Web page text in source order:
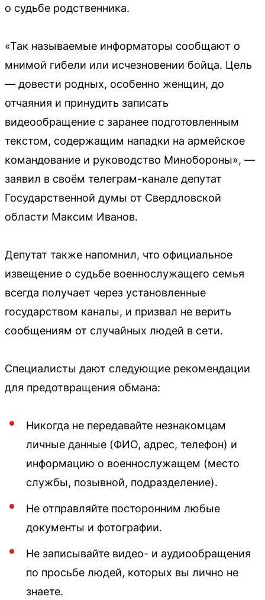
о судьбе родственника.
«Так называемые информаторы сообщают о
мнимой гибели или исчезновении бойца. Цель
— довести родных, особенно женщин, до
отчаяния и принудить записать
видеообращение с заранее подготовленным
текстом, содержащим нападки на армейское
командование и руководство Минобороны», —
заявил в своём телеграм-канале депутат
Государственной думы от Свердловской
области Максим Иванов.
Депутат также напомнил, что официальное
извещение о судьбе военнослужащего семья
всегда получает через установленные
государством каналы, и призвал не верить
сообщениям от случайных людей в сети.
Специалисты дают следующие рекомендации
для предотвращения обмана:
Никогда не передавайте незнакомцам
личные данные (ФИО, адрес, телефон) и
информацию о военнослужащем (место
службы, позывной, подразделение).
Не отправляйте посторонним любые
документы и фотографии.
Не записывайте видео- и аудиообращения
по просьбе людей, которых вы лично не
знаете.